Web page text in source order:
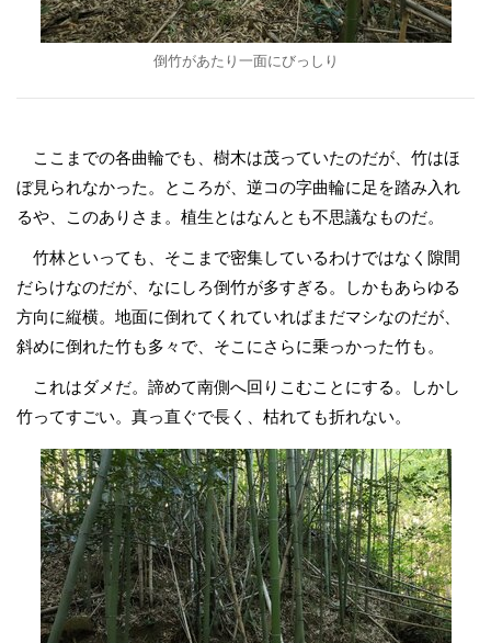
倒竹があたり一面にびっしり
ここまでの各曲輪でも、樹木は茂っていたのだが、竹はほ
ぼ見られなかった。ところが、逆コの字曲輪に足を踏み入れ
るや、このありさま。植生とはなんとも不思議なものだ。
竹林といっても、そこまで密集しているわけではなく隙間
だらけなのだが、なにしろ倒竹が多すぎる。しかもあらゆる
方向に縦横。地面に倒れてくれていればまだマシなのだが、
斜めに倒れた竹も多々で、そこにさらに乗っかった竹も。
これはダメだ。諦めて南側へ回りこむことにする。しかし
竹ってすごい。真っ直ぐで長く、枯れても折れない。